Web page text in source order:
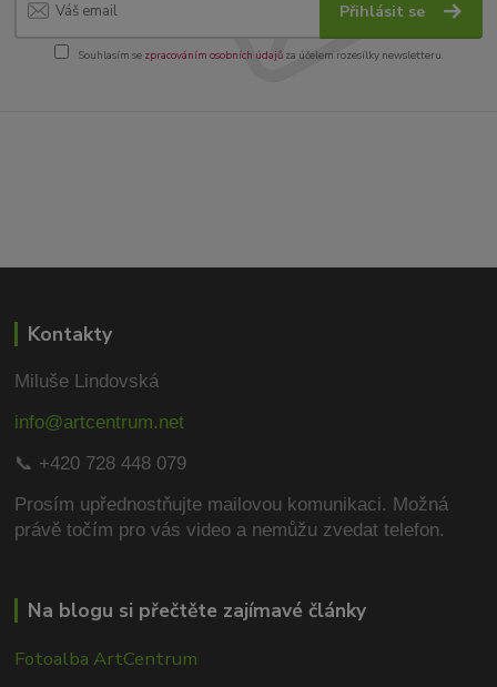
Přihlásit se
Souhlasím se zpracováním osobních údajůza účelem rozesílky newsletteru.
Kontakty
Miluše Lindovská
info@artcentrum.net
📞 +420 728 448 079
Prosím upřednostňujte mailovou komunikaci. Možná
právě točím pro vás video a nemůžu zvedat telefon.
Na blogu si přečtěte zajímavé články
Fotoalba ArtCentrum